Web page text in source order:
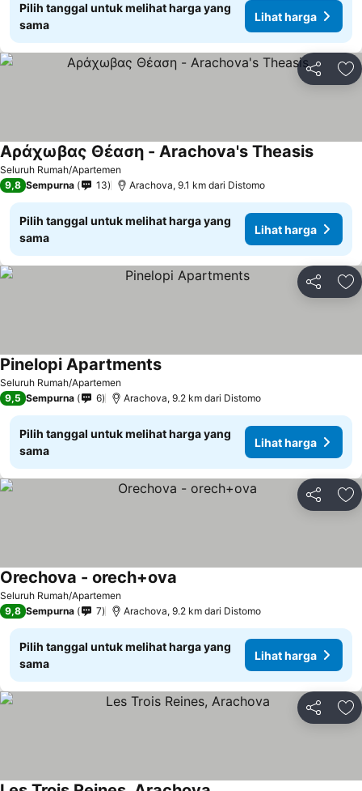
Pilih tanggal untuk melihat harga yang
sama
Lihat harga
Bagikan
Seluruh Rumah/Apartemen
Αράχωβας Θέαση - Arachova's TheasisLihat
9,8 Sempurna 13 Arachova, 9.1 km dari Distomo
Pilih tanggal untuk melihat harga yang
sama
Lihat harga
Bagikan
Seluruh Rumah/Apartemen
Pinelopi ApartmentsLihat harga
9,5 Sempurna 6 Arachova, 9.2 km dari Distomo
Pilih tanggal untuk melihat harga yang
sama
Lihat harga
Bagikan
Seluruh Rumah/Apartemen
Orechova - orech+ova
9,8 Sempurna 7 Arachova, 9.2 km dari Distomo
Pilih tanggal untuk melihat harga yang
sama
Lihat harga
Bagikan